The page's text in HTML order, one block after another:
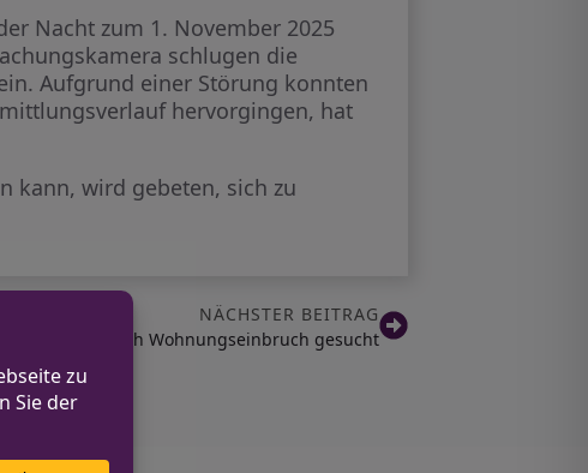
Nacht zum 1. November 2025
schlugen die
Aufgrund einer Störung konnten
hervorgingen, hat
kann, wird gebeten, sich zu
NÄCHSTER BEITRAG
Zeugen nach Wohnungseinbruch gesucht